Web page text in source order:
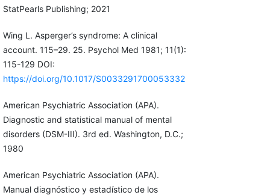
StatPearls Publishing; 2021
Wing L. Asperger’s syndrome: A clinical
account. 115–29. 25. Psychol Med 1981; 11(1):
115-129 DOI:
https://doi.org/10.1017/S0033291700053332
American Psychiatric Association (APA).
Diagnostic and statistical manual of mental
disorders (DSM-III). 3rd ed. Washington, D.C.;
1980
American Psychiatric Association (APA).
Manual diagnóstico y estadístico de los